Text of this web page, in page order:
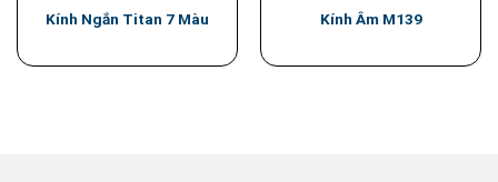
Kính Ngắn Titan 7 Màu Kính Âm M139